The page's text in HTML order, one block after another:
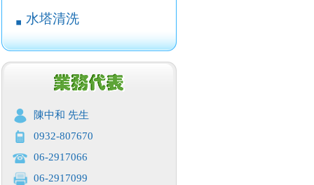
￭ 水塔清洗
陳中和 先生
0932-807670
06-2917066
06-2917099